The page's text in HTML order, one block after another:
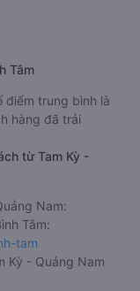
Tâm
điểm trung bình là
hàng đã trải
từ Tam Kỳ -
Nam:
Tâm:
tam
Kỳ - Quảng Nam